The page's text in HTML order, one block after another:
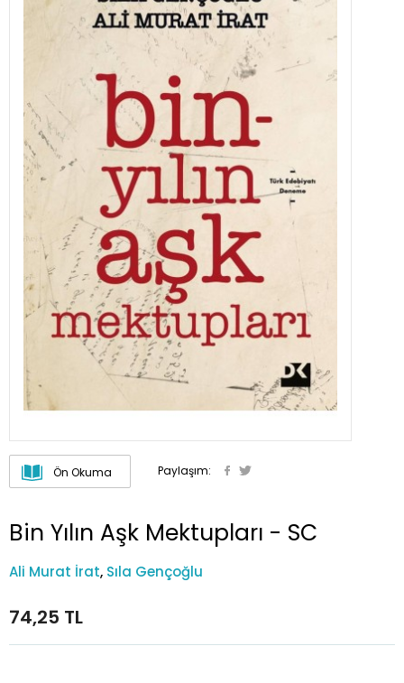
Ön Okuma Paylaşım:
Bin Yılın Aşk Mektupları - SC
Ali Murat İrat, Sıla Gençoğlu
74,25 TL